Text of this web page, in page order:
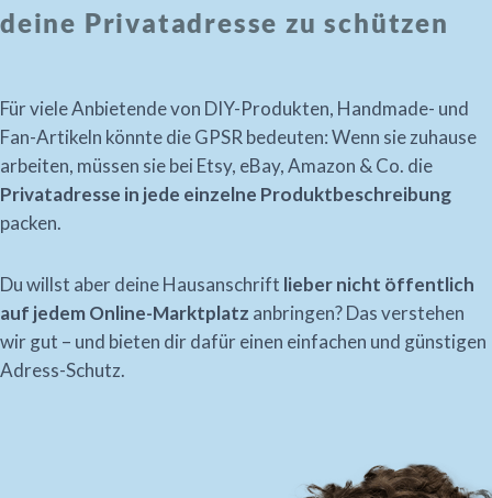
deine Privatadresse zu schützen
Für viele Anbietende von DIY-Produkten, Handmade- und
Fan-Artikeln könnte die GPSR bedeuten: Wenn sie zuhause
arbeiten, müssen sie bei Etsy, eBay, Amazon & Co. die
Privatadresse in jede einzelne Produktbeschreibung
packen.
Du willst aber deine Hausanschrift lieber nicht öffentlich
auf jedem Online-Marktplatz anbringen? Das verstehen
wir gut – und bieten dir dafür einen einfachen und günstigen
Adress-Schutz.